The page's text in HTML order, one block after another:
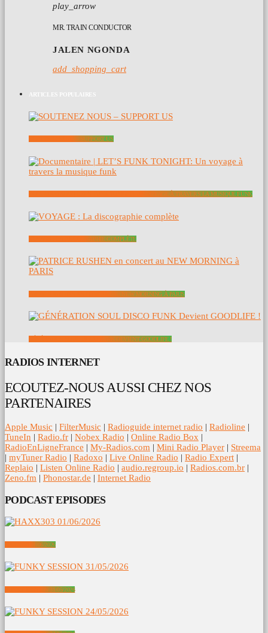
play_arrow
MR. TRAIN CONDUCTOR
JALEN NGONDA
add_shopping_cart
ARTICLES POPULAIRES
SOUTENEZ NOUS – SUPPORT US
DOCUMENTAIRE | LET’S FUNK TONIGHT: UN VOYAGE À TRAVERS LA MUSIQUE FUNK
VOYAGE : LA DISCOGRAPHIE COMPLÈTE
PATRICE RUSHEN EN CONCERT AU NEW MORNING À PARIS
GÉNÉRATION SOUL DISCO FUNK DEVIENT GOODLIFE !
RADIOS INTERNET
ECOUTEZ-NOUS AUSSI CHEZ NOS
PARTENAIRES
Apple Music | FilterMusic | Radioguide internet radio | Radioline |
TuneIn | Radio.fr | Nobex Radio | Online Radio Box |
RadioEnLigneFrance | My-Radios.com | Mini Radio Player | Streema
| myTuner Radio | Radoxo | Live Online Radio | Radio Expert |
Replaio | Listen Online Radio | audio.regroup.io | Radios.com.br |
Zeno.fm | Phonostar.de | Internet Radio
PODCAST EPISODES
HAXX303 01/06/2026
FUNKY SESSION 31/05/2026